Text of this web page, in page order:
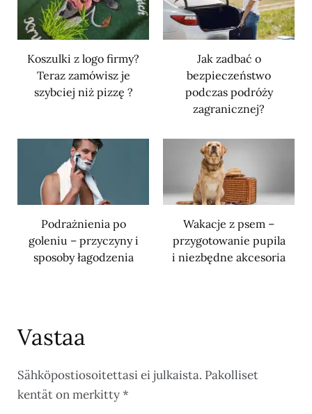
Koszulki z logo firmy?
Teraz zamówisz je
szybciej niż pizzę ?
Jak zadbać o
bezpieczeństwo
podczas podróży
zagranicznej?
Podrażnienia po
goleniu – przyczyny i
sposoby łagodzenia
Wakacje z psem –
przygotowanie pupila
i niezbędne akcesoria
Vastaa
Sähköpostiosoitettasi ei julkaista. Pakolliset
kentät on merkitty*